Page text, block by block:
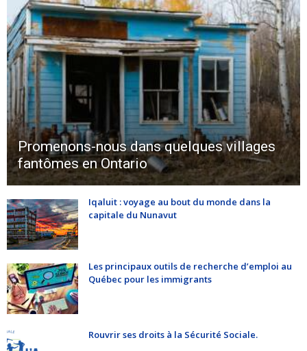
Promenons-nous dans quelques villages
fantômes en Ontario
Iqaluit : voyage au bout du monde dans la
capitale du Nunavut
Les principaux outils de recherche d’emploi au
Québec pour les immigrants
Rouvrir ses droits à la Sécurité Sociale.